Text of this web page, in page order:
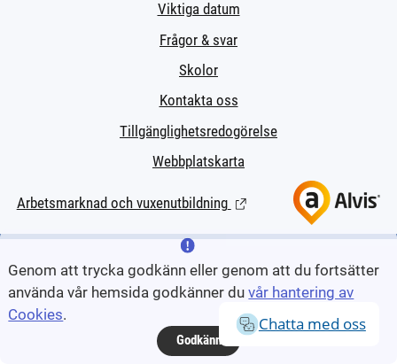
Chatta med oss
Viktiga datum
Frågor & svar
Skolor
Kontakta oss
Tillgänglighetsredogörelse
Webbplatskarta
Arbetsmarknad och vuxenutbildning (Länk till extern sida.)
Genom att trycka godkänn eller genom att du fortsätter
använda vår hemsida godkänner duvår hantering av
Cookies.
Godkänn